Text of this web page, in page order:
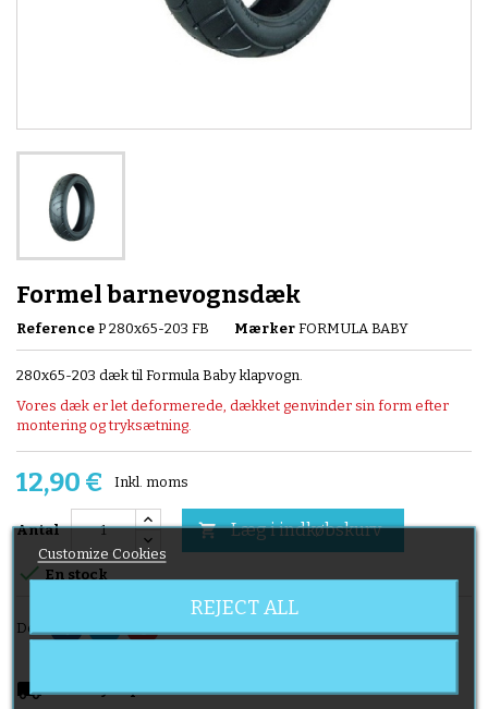
Formel barnevognsdæk
Reference P 280x65-203 FB Mærker FORMULA BABY
280x65-203 dæk til Formula Baby klapvogn.
Vores dæk er let deformerede, dækket genvinder sin form efter
montering og tryksætning.
12,90 € Inkl. moms
Antal  Læg i indkøbskurv
 En stock
Del
local_shippingDelivery expected from 2026-08-11
Customize Cookies
REJECT ALL